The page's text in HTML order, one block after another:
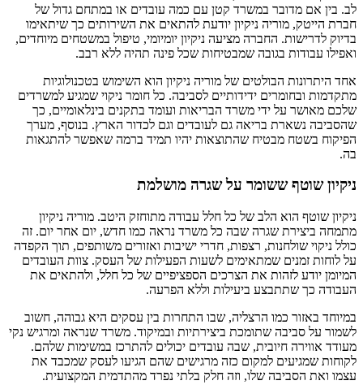
לב. בין אם מדובר במשרד קטן עם כמה עובדים או במתחם גדול של
חברת הייטק, מוריה ניקיון יודעת להתאים את השירותים כך שיתאימו
בדיוק לדרישות. החברה מציעה ניקיון יומיומי, טיפול במשטחים מיוחדים,
ואפילו עבודות בגובה שמבטיחות שכל פינה תהיה ללא רבב.
אחד היתרונות הבולטים של מוריה ניקיון הוא השימוש בטכנולוגיות
מתקדמות ובחומרים ידידותיים לסביבה. כל חומר ניקוי שמגיע למשרדים
שלכם מאושר על ידי משרד הבריאות ועומד בתקנים בינלאומיים, כך
שהסביבה נשארת בריאה גם לעובדים וגם לכדור הארץ. בנוסף, מערך
הפיקוח בשטח מבטיח שהתוצאות יהיו תמיד ברמה שאפשר להתגאות
בה.
ניקיון שוטף ששומר על שגרה מושלמת
ניקיון שוטף הוא הלב של כל חלל עבודה מתוחזק היטב. מוריה ניקיון
מתמחה ביצירת שגרה שבה כל משרד נראה כמו חדש, יום אחר יום. זה
כולל ניקוי שולחנות, רצפות, חדרי ישיבות ואזורים משותפים, תוך הקפדה
על לוחות זמנים שמתאימים לשעות הפעילות של העסק. צוות העובדים
המיומן יודע לזהות את הצרכים הספציפיים של כל חלל, ולהתאים את
העבודה כך שתתבצע ביעילות וללא הפרעה.
במיוחד באזור כמו הרצליה, שבו התחרות בין עסקים היא גבוהה, חשוב
לשמור על סביבה שתומכת ביצירתיות ובמיקוד. משרד שנראה ומרגיש נקי
מעודד אווירה חיובית, שבה עובדים יכולים להתרכז במשימות שלהם.
לקוחות שמגיעים למקום כזה מרגישים שהם הגיעו לעסק שמכבד את
עצמו ואת הסביבה שלו, וזה חלק בלתי נפרד מהתדמית המקצועית.